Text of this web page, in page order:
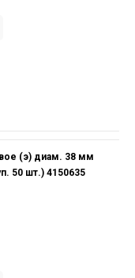
(э) диам. 38 мм
50 шт.) 4150635